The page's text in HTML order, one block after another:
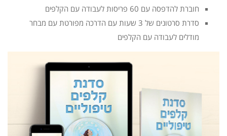
חוברת להדפסה עם 60 פריסות לעבודה עם הקלפים
סדרת סרטונים של 3 שעות עם הדרכה מפורטת עם מבחר
מודלים לעבודה עם הקלפים